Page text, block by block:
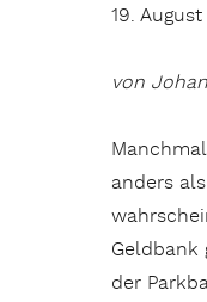
19. August
von
anders
Geldbank
der